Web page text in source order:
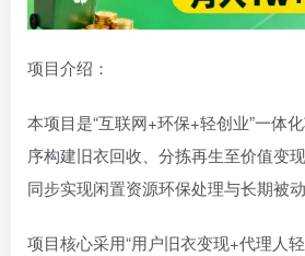
项目介绍：
本项目是“互联网+环保+轻创业”一体
序构建旧衣回收、分拣再生至价值变
同步实现闲置资源环保处理与长期被动
项目核心采用“用户旧衣变现+代理人